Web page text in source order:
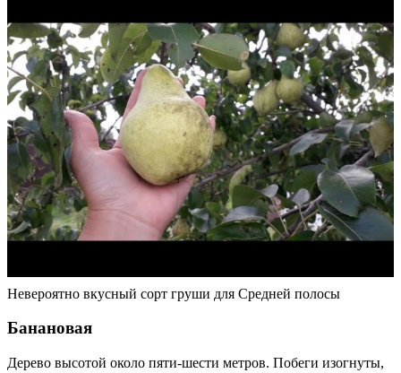
Невероятно вкусный сорт груши для Средней полосы
Банановая
Дерево высотой около пяти-шести метров. Побеги изогнуты,